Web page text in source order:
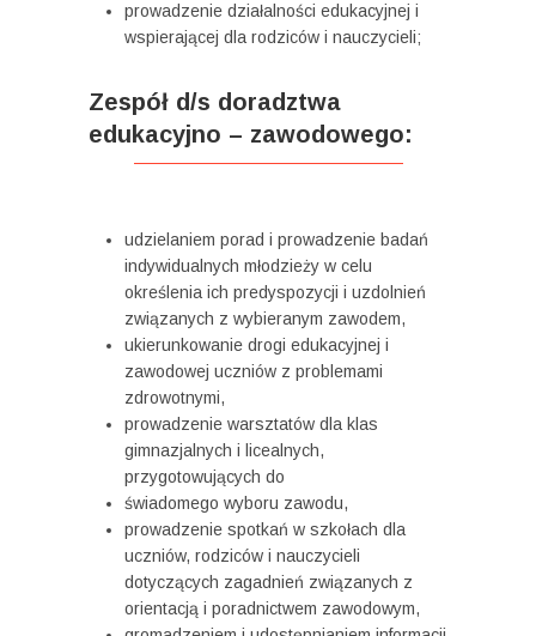
prowadzenie działalności edukacyjnej i
wspierającej dla rodziców i nauczycieli;
Zespół d/s doradztwa
edukacyjno – zawodowego:
udzielaniem porad i prowadzenie badań
indywidualnych młodzieży w celu
określenia ich predyspozycji i uzdolnień
związanych z wybieranym zawodem,
ukierunkowanie drogi edukacyjnej i
zawodowej uczniów z problemami
zdrowotnymi,
prowadzenie warsztatów dla klas
gimnazjalnych i licealnych,
przygotowujących do
świadomego wyboru zawodu,
prowadzenie spotkań w szkołach dla
uczniów, rodziców i nauczycieli
dotyczących zagadnień związanych z
orientacją i poradnictwem zawodowym,